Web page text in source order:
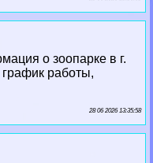
о зоопарке в г.
работы,
28 06 2026 13:35:58